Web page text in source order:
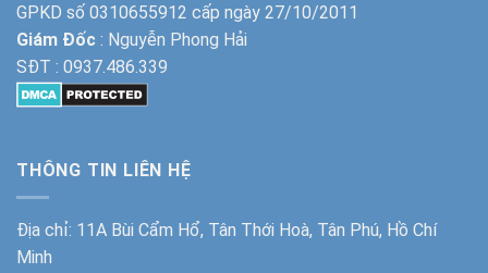
GPKD số 0310655912 cấp ngày 27/10/2011
Giám Đốc : Nguyễn Phong Hải
SĐT : 0937.486.339
THÔNG TIN LIÊN HỆ
Địa chỉ: 11A Bùi Cẩm Hổ, Tân Thới Hoà, Tân Phú, Hồ Chí
Minh